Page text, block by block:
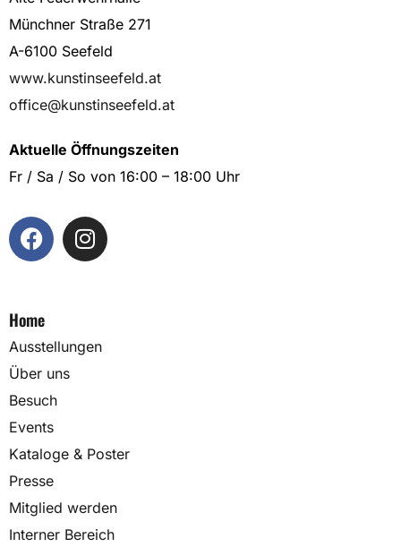
Münchner Straße 271
A-6100 Seefeld
www.kunstinseefeld.at
office@kunstinseefeld.at
Aktuelle Öffnungszeiten
Fr / Sa / So von 16:00 – 18:00 Uhr
Home
Ausstellungen
Über uns
Besuch
Events
Kataloge & Poster
Presse
Mitglied werden
Interner Bereich